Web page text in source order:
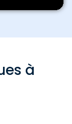
à